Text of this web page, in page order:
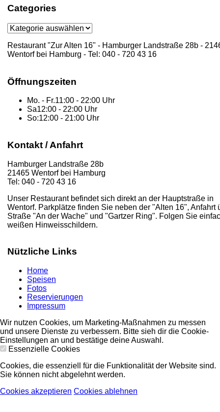
Categories
Categories
Restaurant "Zur Alten 16" - Hamburger Landstraße 28b -
Wentorf bei Hamburg - Tel: 040 - 720 43 16
Öffnungszeiten
Mo. - Fr.11:00 - 22:00 Uhr
Sa12:00 - 22:00 Uhr
So:12:00 - 21:00 Uhr
Kontakt / Anfahrt
Hamburger Landstraße 28b
21465 Wentorf bei Hamburg
Tel: 040 - 720 43 16
Unser Restaurant befindet sich direkt an der Hauptstraße in
Wentorf. Parkplätze finden Sie neben der "Alten 16", Anfahrt
Straße "An der Wache" und "Gartzer Ring". Folgen Sie
weißen Hinweisschildern.
Nützliche Links
Home
Speisen
Fotos
Reservierungen
Impressum
Wir nutzen Cookies, um Marketing-Maßnahmen zu messen
und unsere Dienste zu verbessern. Bitte sieh dir die Cookie-
Einstellungen an und bestätige deine Auswahl.
Essenzielle Cookies
Cookies, die essenziell für die Funktionalität der Website sind.
Sie können nicht abgelehnt werden.
Cookies akzeptieren Cookies ablehnen